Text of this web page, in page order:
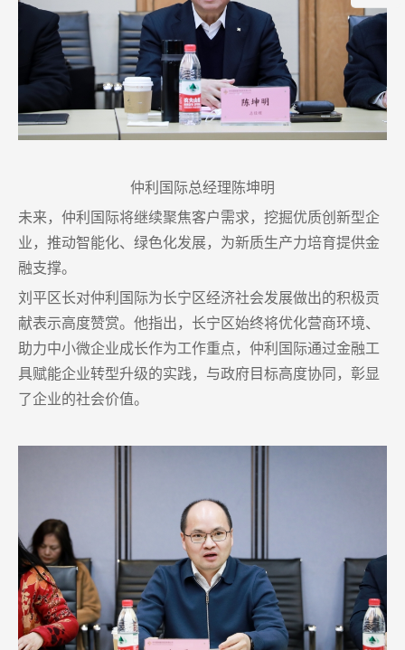
仲利国际总经理陈坤明
未来，仲利国际将继续聚焦客户需求，挖掘优质创新型企
业，推动智能化、绿色化发展，为新质生产力培育提供金
融支撑。
刘平区长对仲利国际为长宁区经济社会发展做出的积极贡
献表示高度赞赏。他指出，长宁区始终将优化营商环境、
助力中小微企业成长作为工作重点，仲利国际通过金融工
具赋能企业转型升级的实践，与政府目标高度协同，彰显
了企业的社会价值。